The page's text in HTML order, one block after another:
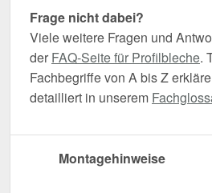
Frage nicht dabei?
Viele weitere Fragen und
der FAQ-Seite für Profilbleche.
Fachbegriffe von A bis Z
detailliert in unserem
Montagehinweise